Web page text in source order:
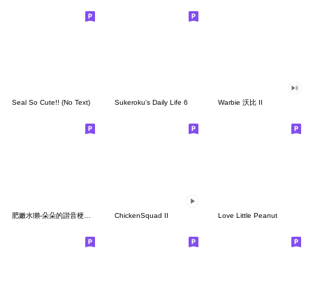
Seal So Cute!! (No Text) Sukeroku's Daily Life 6 Warbie 沃比 II
ChickenSquad II Love Little Peanut